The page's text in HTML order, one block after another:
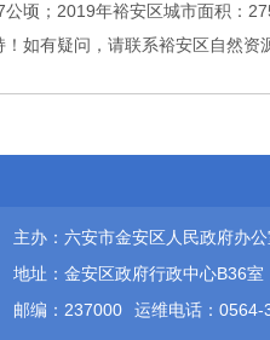
顷；2019年裕安区城市面积：
如有疑问，请联系裕安区自然资
主办：六安市金安区人民政府办公
地址：金安区政府行政中心B36室
邮编：237000
运维电话：0564-